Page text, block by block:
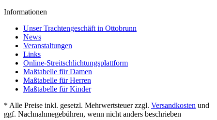
Informationen
Unser Trachtengeschäft in Ottobrunn
News
Veranstaltungen
Links
Online-Streitschlichtungsplattform
Maßtabelle für Damen
Maßtabelle für Herren
Maßtabelle für Kinder
* Alle Preise inkl. gesetzl. Mehrwertsteuer zzgl. Versandkosten und
ggf. Nachnahmegebühren, wenn nicht anders beschrieben